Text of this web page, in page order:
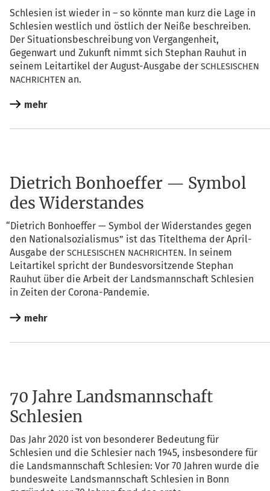
Schle­si­en ist wie­der in – so könn­te man kurz die Lage in
Schle­si­en west­lich und öst­lich der Nei­ße beschrei­ben.
Der Situa­ti­ons­be­schrei­bung von Ver­gan­gen­heit,
Gegen­wart und Zukunft nimmt sich Ste­phan Rau­hut in
sei­nem Leit­ar­ti­kel der August-Aus­ga­be der SCHLESISCHEN
NACHRICHTEN an.
mehr
Dietrich Bonhoeffer — Symbol
des Widerstandes
“ Diet­rich Bon­hoef­fer — Sym­bol der Wider­stan­des gegen
den Natio­nal­so­zia­lis­mus” ist das Titel­the­ma der April-
Aus­ga­be der SCHLESISCHEN NACHRICHTEN. In sei­nem
Leit­ar­ti­kel spricht der Bun­des­vor­sit­zen­de Ste­phan
Rau­hut über die Arbeit der Lands­mann­schaft Schle­si­en
in Zei­ten der Corona-Pandemie.
mehr
70 Jahre Landsmannschaft
Schlesien
Das Jahr 2020 ist von beson­de­rer Bedeu­tung für
Schle­si­en und die Schle­si­er nach 1945, ins­be­son­de­re für
die Lands­mann­schaft Schle­si­en: Vor 70 Jah­ren wur­de die
bun­des­wei­te Lands­mann­schaft Schle­si­en in Bonn